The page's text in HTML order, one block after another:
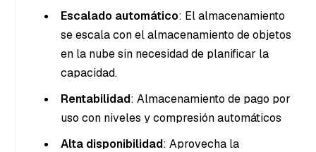
Escalado automático: El almacenamiento
se escala con el almacenamiento de objetos
en la nube sin necesidad de planificar la
capacidad.
Rentabilidad: Almacenamiento de pago por
uso con niveles y compresión automáticos
Alta disponibilidad: Aprovecha la